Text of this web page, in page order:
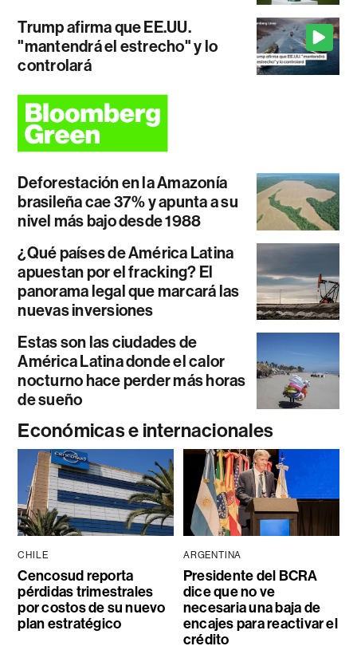
Trump afirma que EE.UU.
"mantendrá el estrecho" y lo
controlará
Deforestación en la Amazonía
brasileña cae 37% y apunta a su
nivel más bajo desde 1988
¿Qué países de América Latina
apuestan por el fracking? El
panorama legal que marcará las
nuevas inversiones
Estas son las ciudades de
América Latina donde el calor
nocturno hace perder más horas
de sueño
Económicas e internacionales
CHILE
Cencosud reporta
pérdidas trimestrales
por costos de su nuevo
plan estratégico
ARGENTINA
Presidente del BCRA
dice que no ve
necesaria una baja de
encajes para reactivar el
crédito